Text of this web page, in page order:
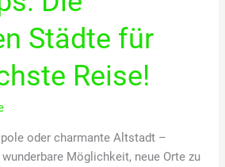
Städte für
Reise!
oder charmante Altstadt –
Möglichkeit, neue Orte zu